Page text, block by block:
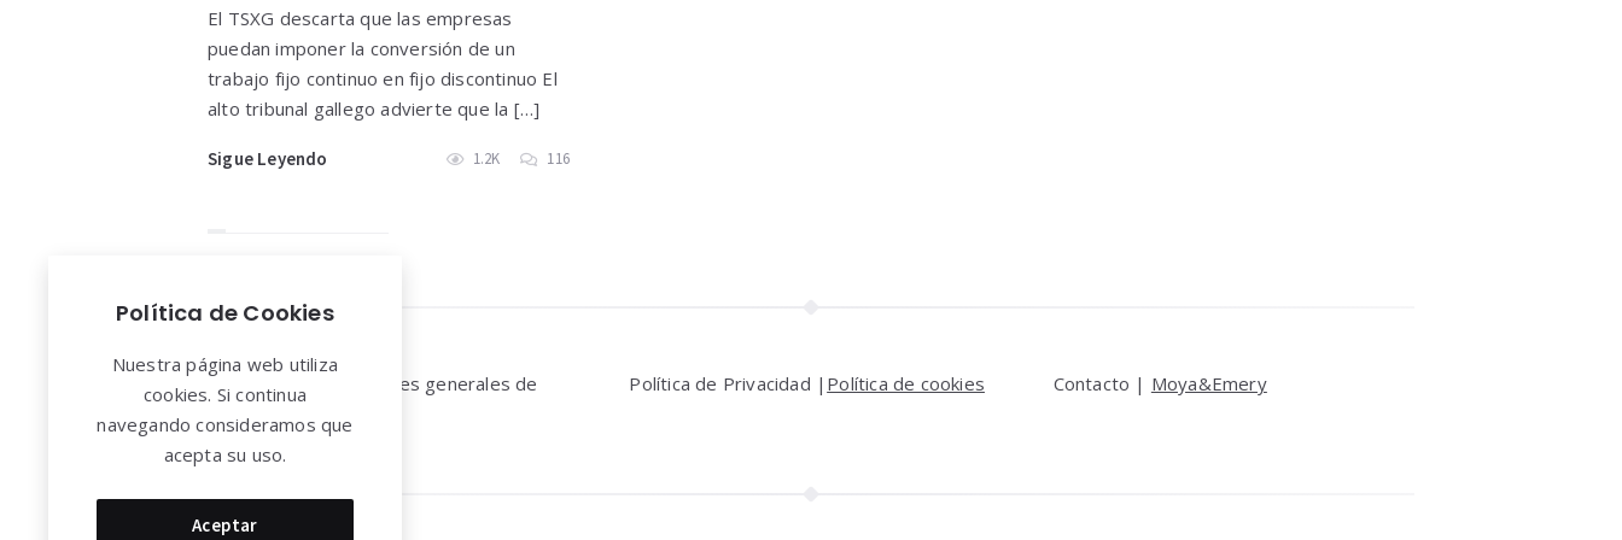
El TSXG descarta que las empresas
puedan imponer la conversión de un
trabajo fijo continuo en fijo discontinuo El
alto tribunal gallego advierte que la […]
Sigue Leyendo 1.2K 116
Widgets
Aviso legal y Condiciones generales de
uso
Política de Privacidad | Política de cookies Contacto | Moya&Emery
Política de Cookies
Nuestra página web utiliza
cookies. Si continua
navegando consideramos que
acepta su uso.
Aceptar